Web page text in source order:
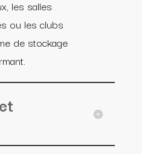
les salles
ou les clubs
de stockage